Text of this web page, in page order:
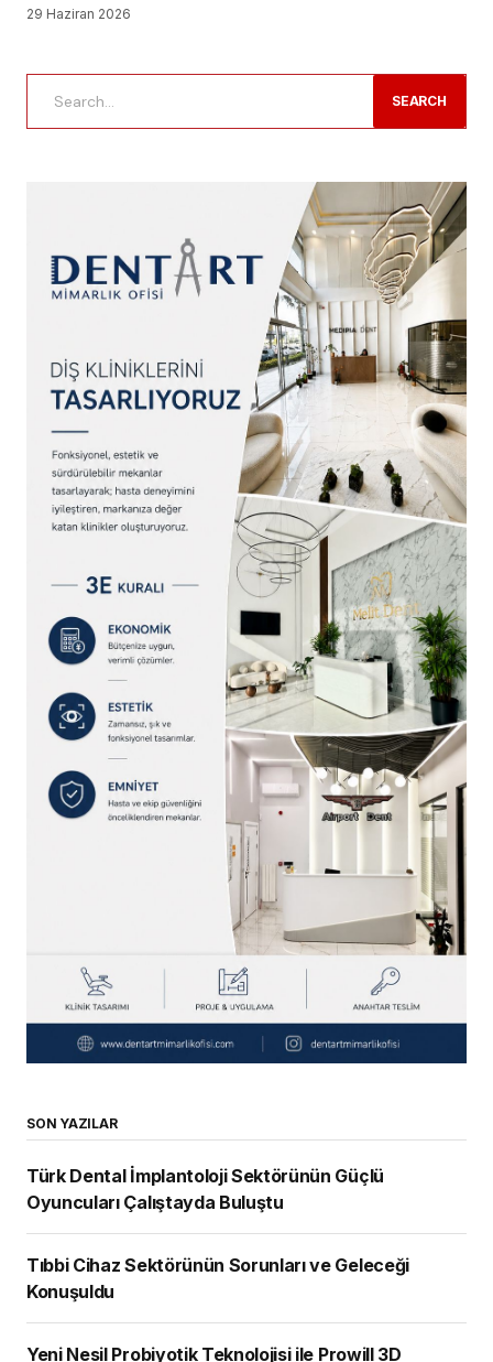
29 Haziran 2026
SEARCH
SON YAZILAR
Türk Dental İmplantoloji Sektörünün Güçlü
Oyuncuları Çalıştayda Buluştu
Tıbbi Cihaz Sektörünün Sorunları ve Geleceği
Konuşuldu
Yeni Nesil Probiyotik Teknolojisi ile Prowill 3D